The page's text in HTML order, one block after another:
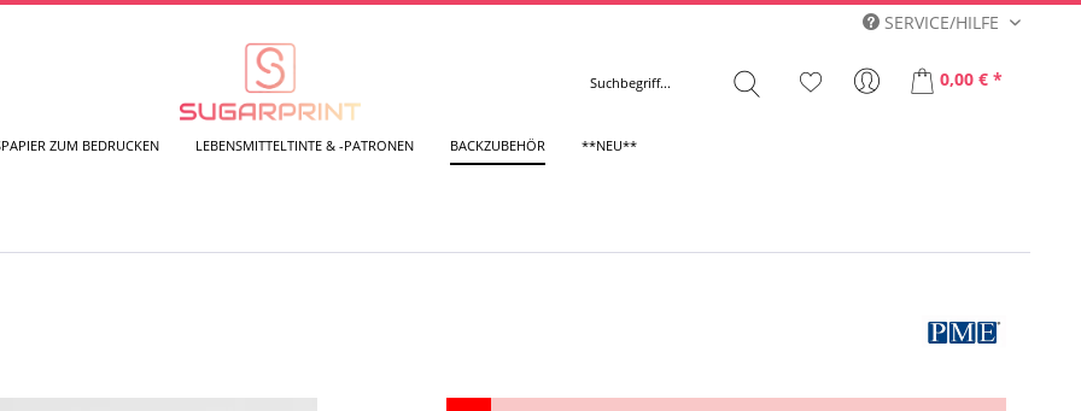
SERVICE/HILFE
0,00 € *
ZUM BEDRUCKEN LEBENSMITTELTINTE & -PATRONEN BACKZUBEHÖR **NEU**